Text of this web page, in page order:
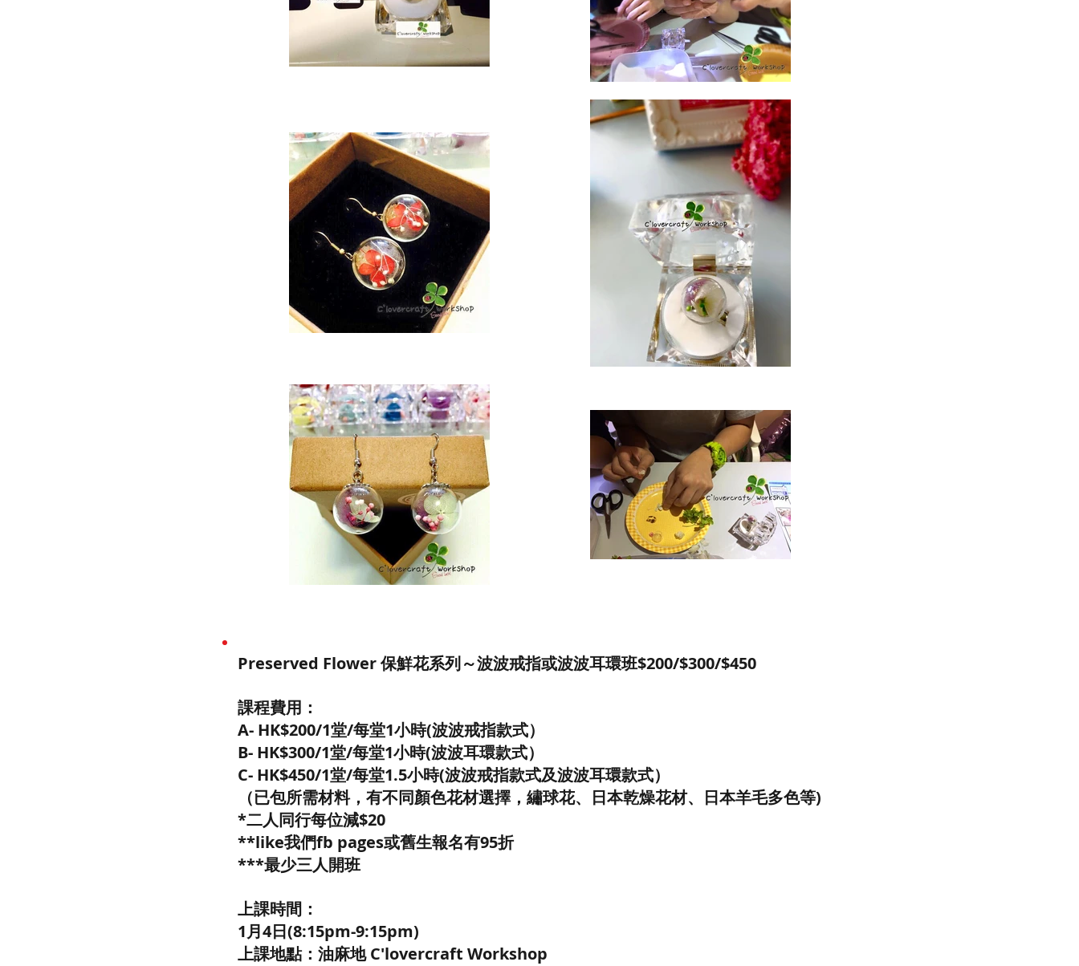
Preserved Flower 保鮮花系列～波波戒指或波波耳環班$200/$300/$450
課程費用：
A- HK$200/1堂/每堂1小時(波波戒指款式）
B- HK$300/1堂/每堂1小時(波波耳環款式）
C- HK$450/1堂/每堂1.5小時(波波戒指款式及波波耳環款式）
（已包所需材料，有不同顏色花材選擇，繡球花、日本乾燥花材、日本羊毛多色等)
*二人同行每位減$20
**like我們fb pages或舊生報名有95折
***最少三人開班
上課時間：
1月4日(8:15pm-9:15pm)
上課地點：油麻地 C'lovercraft Workshop